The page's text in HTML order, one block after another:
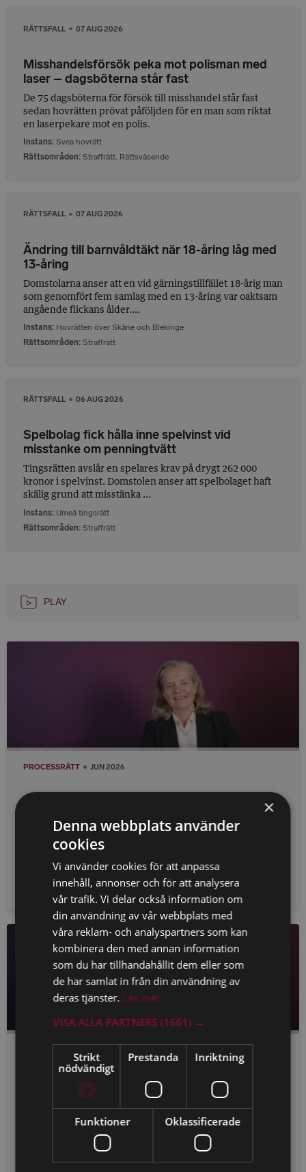
RÄTTSFALL 07 AUG 2026
Misshandelsförsök peka mot polisman med
laser – dagsböterna står fast
De 75 dagsböterna för försök till misshandel står fast
sedan hovrätten prövat påföljden för en man som riktat
en laserpekare mot en polis.
Instans Svea hovrätt
Rättsområden Straffrätt, Rättsväsende
RÄTTSFALL 07 AUG 2026
Ändring till barnvåldtäkt när 18-åring låg med
13-åring
Domstolarna anser att en vid gärningstillfället 18-årig man
som genomfört fem samlag med en 13-åring var oaktsam
angående flickans ålder....
Instans Hovrätten över Skåne och Blekinge
Rättsområden Straffrätt
RÄTTSFALL 06 AUG 2026
Spelbolag fick hålla inne spelvinst vid
misstanke om penningtvätt
Tingsrätten avslår en spelares krav på drygt 262 000
kronor i spelvinst. Domstolen anser att spelbolaget haft
skälig grund att misstänka ...
Instans Umeå tingsrätt
Rättsområden Straffrätt
PLAY
PROCESSRÄTT JUN 2026
I avsnittet redogör advokat Ginta Ahrel för de centrala
reglerna om klander och ogiltighet av skiljedom. Fokus
ligger på när en skiljedom...
ADVOKAT – UTBILDNINGSINTYG
Förhörsteknikens psykologi och "mjuka" sidor
förhör? I detta avsnitt delar advokat Johan Eriksson med
×
Denna webbplats använder
cookies
Vi använder cookies för att anpassa
innehåll, annonser och för att analysera
vår trafik. Vi delar också information om
din användning av vår webbplats med
våra reklam- och analyspartners som kan
kombinera den med annan information
som du har tillhandahållit dem eller som
de har samlat in från din användning av
deras tjänster. Läs mer
VISA ALLA PARTNERS (1661) →
Strikt
nödvändigt
Prestanda Inriktning
Funktioner Oklassificerade